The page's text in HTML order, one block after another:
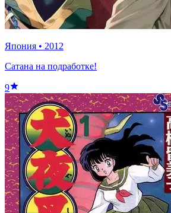
Япония • 2012
Сатана на подработке!
9